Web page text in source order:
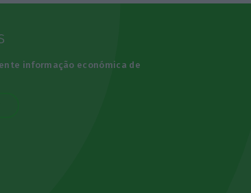
informação económica de